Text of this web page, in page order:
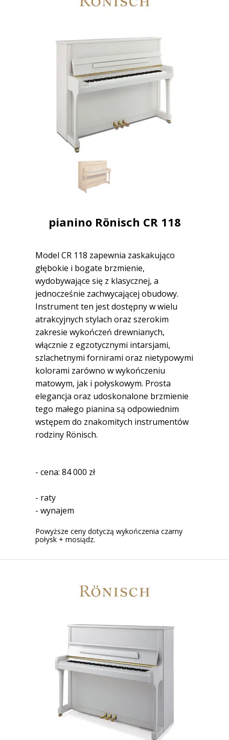
Model CR 118 zapewnia zaskakująco
głębokie i bogate brzmienie,
wydobywające się z klasycznej, a
jednocześnie zachwycającej obudowy.
Instrument ten jest dostępny w wielu
atrakcyjnych stylach oraz szerokim
zakresie wykończeń drewnianych,
włącznie z egzotycznymi intarsjami,
szlachetnymi fornirami oraz nietypowymi
kolorami zarówno w wykończeniu
matowym, jak i połyskowym. Prosta
elegancja oraz udoskonalone brzmienie
tego małego pianina są odpowiednim
wstępem do znakomitych instrumentów
rodziny Rönisch.
- cena: 84 000 zł
- raty
- wynajem
Powyższe ceny dotyczą wykończenia czarny
połysk + mosiądz.
pianino Rönisch CR 118